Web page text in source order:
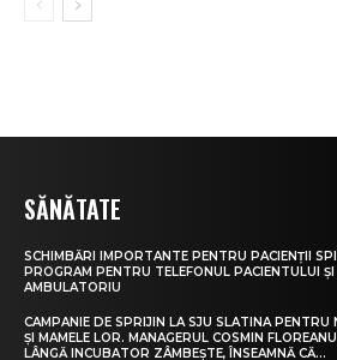
SĂNĂTATE
SCHIMBĂRI IMPORTANTE PENTRU PACIENȚII
PROGRAM PENTRU TELEFONUL PACIENTULUI
AMBULATORIU
CAMPANIE DE SPRIJIN LA SJU SLATINA PENTRU
ȘI MAMELE LOR. MANAGERUL COSMIN
LÂNGĂ INCUBATOR ZÂMBEȘTE, ÎNSEAMNĂ CĂ...